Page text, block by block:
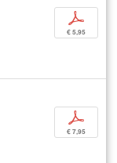
p
€ 5,95
p
€ 7,95